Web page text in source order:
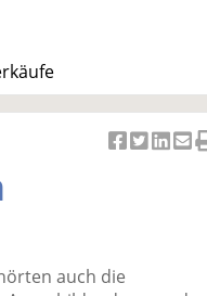
uf
auch die